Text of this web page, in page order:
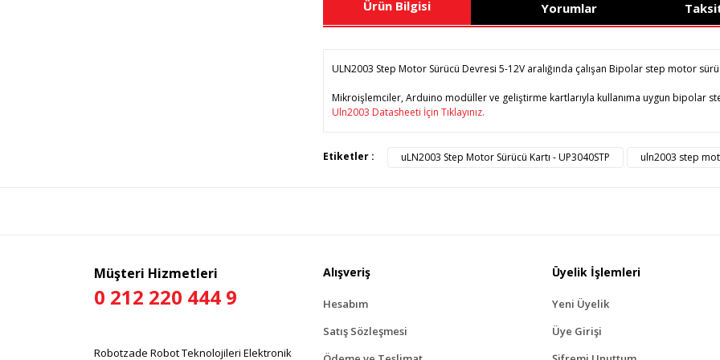
Ürün Bilgisi Yorumlar
ULN2003 Step Motor Sürücü Devresi 5-12V aralığında çalışan Bipolar step motor
Mikroişlemciler, Arduino modüller ve geliştirme kartlarıyla kullanıma uygun bipolar
Uln2003 Datasheeti İçin Tıklayınız.
Bu ürünün fiyat bilgisi, resim, ürün açıklamalarında ve diğer konularda
Ürün bilgilerinde hatalar bulunuyor.
Etiketler : uLN2003 Step Motor Sürücü Kartı - UP3040STP uln2003 step
Müşteri Hizmetleri
0 212 220 444 9
Robotzade Robot Teknolojileri Elektronik
Alışveriş
Hesabım
Satış Sözleşmesi
Üyelik İşlemleri
Yeni Üyelik
Üye Girişi